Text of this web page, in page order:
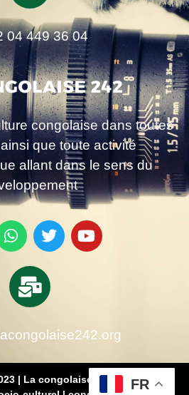
04 449 36 04
congolaise dans toutes
que toute activité
allant dans le sens du
| La congolaise 242 – média
FR